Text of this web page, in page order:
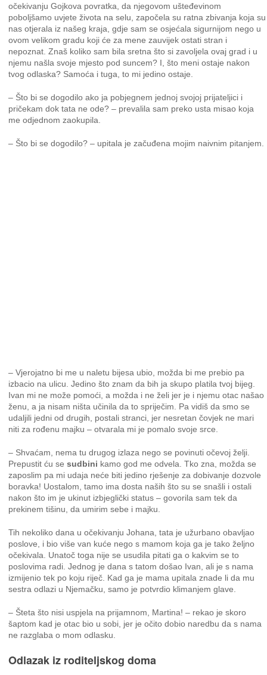
očekivanju Gojkova povratka, da njegovom ušteđevinom
poboljšamo uvjete života na selu, započela su ratna zbivanja koja su
nas otjerala iz našeg kraja, gdje sam se osjećala sigurnijom nego u
ovom velikom gradu koji će za mene zauvijek ostati stran i
nepoznat. Znaš koliko sam bila sretna što si zavoljela ovaj grad i u
njemu našla svoje mjesto pod suncem? I, što meni ostaje nakon
tvog odlaska? Samoća i tuga, to mi jedino ostaje.
– Što bi se dogodilo ako ja pobjegnem jednoj svojoj prijateljici i
pričekam dok tata ne ode? – prevalila sam preko usta misao koja
me odjednom zaokupila.
– Što bi se dogodilo? – upitala je začuđena mojim naivnim pitanjem.
– Vjerojatno bi me u naletu bijesa ubio, možda bi me prebio pa
izbacio na ulicu. Jedino što znam da bih ja skupo platila tvoj bijeg.
Ivan mi ne može pomoći, a možda i ne želi jer je i njemu otac našao
ženu, a ja nisam ništa učinila da to spriječim. Pa vidiš da smo se
udaljili jedni od drugih, postali stranci, jer nesretan čovjek ne mari
niti za rođenu majku – otvarala mi je pomalo svoje srce.
– Shvaćam, nema tu drugog izlaza nego se povinuti očevoj želji.
Prepustit ću sesudbini kamo god me odvela. Tko zna, možda se
zaposlim pa mi udaja neće biti jedino rješenje za dobivanje dozvole
boravka! Uostalom, tamo ima dosta naših što su se snašli i ostali
nakon što im je ukinut izbjeglički status – govorila sam tek da
prekinem tišinu, da umirim sebe i majku.
Tih nekoliko dana u očekivanju Johana, tata je užurbano obavljao
poslove, i bio više van kuće nego s mamom koja ga je tako željno
očekivala. Unatoč toga nije se usudila pitati ga o kakvim se to
poslovima radi. Jednog je dana s tatom došao Ivan, ali je s nama
izmijenio tek po koju riječ. Kad ga je mama upitala znade li da mu
sestra odlazi u Njemačku, samo je potvrdio klimanjem glave.
– Šteta što nisi uspjela na prijamnom, Martina! – rekao je skoro
šaptom kad je otac bio u sobi, jer je očito dobio naredbu da s nama
ne razglaba o mom odlasku.
Odlazak iz roditeljskog doma